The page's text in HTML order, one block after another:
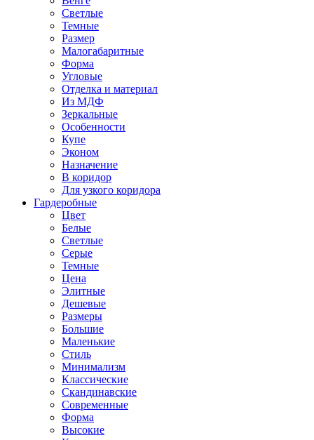
Светлые
Темные
Размер
Малогабаритные
Форма
Угловые
Отделка и материал
Из МДФ
Зеркальные
Особенности
Купе
Эконом
Назначение
В коридор
Для узкого коридора
Гардеробные
Цвет
Белые
Светлые
Серые
Темные
Цена
Элитные
Дешевые
Размеры
Большие
Маленькие
Стиль
Минимализм
Классические
Скандинавские
Современные
Форма
Высокие